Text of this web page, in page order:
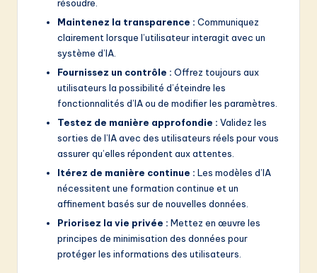
résoudre.
Maintenez la transparence : Communiquez
clairement lorsque l’utilisateur interagit avec un
système d’IA.
Fournissez un contrôle : Offrez toujours aux
utilisateurs la possibilité d’éteindre les
fonctionnalités d’IA ou de modifier les paramètres.
Testez de manière approfondie : Validez les
sorties de l’IA avec des utilisateurs réels pour vous
assurer qu’elles répondent aux attentes.
Itérez de manière continue : Les modèles d’IA
nécessitent une formation continue et un
affinement basés sur de nouvelles données.
Priorisez la vie privée : Mettez en œuvre les
principes de minimisation des données pour
protéger les informations des utilisateurs.